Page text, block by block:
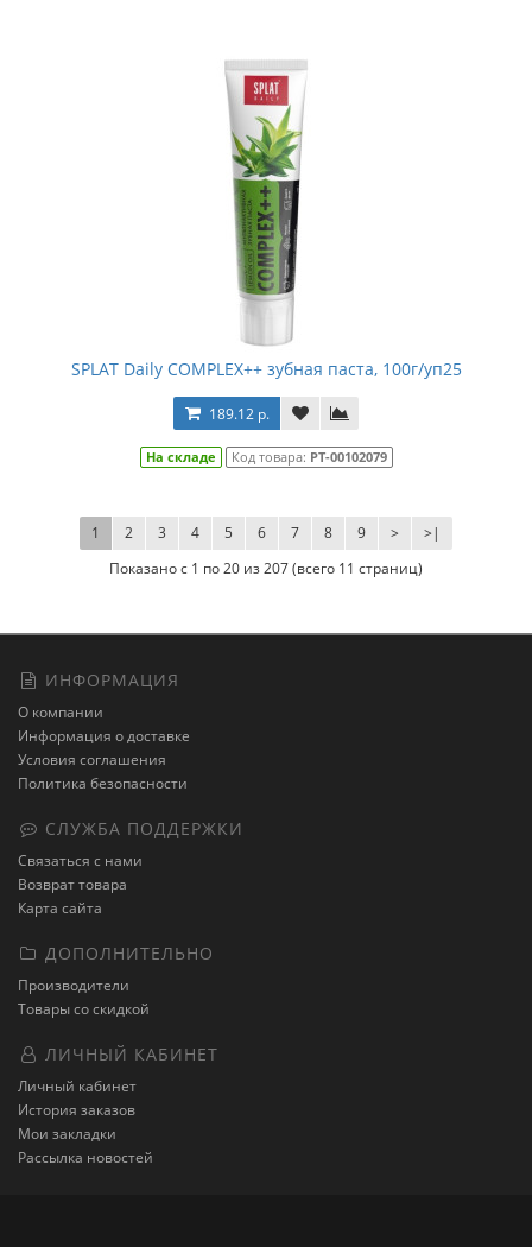
SPLAT Daily COMPLEX++ зубная паста, 100г/уп25
189.12 р.
На складе Код товара: РТ-00102079
1 2 3 4 5 6 7 8 9 > >|
Показано с 1 по 20 из 207 (всего 11 страниц)
ИНФОРМАЦИЯ
О компании
Информация о доставке
Условия соглашения
Политика безопасности
СЛУЖБА ПОДДЕРЖКИ
Связаться с нами
Возврат товара
Карта сайта
ДОПОЛНИТЕЛЬНО
Производители
Товары со скидкой
ЛИЧНЫЙ КАБИНЕТ
Личный кабинет
История заказов
Мои закладки
Рассылка новостей